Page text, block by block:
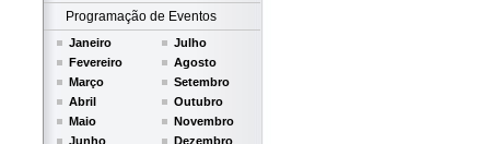
Programação de Eventos
Janeiro
Fevereiro
Março
Abril
Maio
Junho
Julho
Agosto
Setembro
Outubro
Novembro
Dezembro